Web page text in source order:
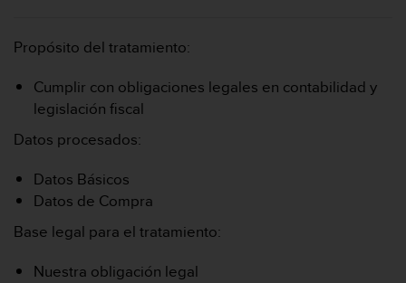
Propósito del tratamiento:
Cumplir con obligaciones legales en contabilidad y
legislación fiscal
Datos procesados:
Datos Básicos
Datos de Compra
Base legal para el tratamiento:
Nuestra obligación legal